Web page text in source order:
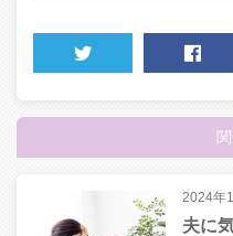
2024年
夫に